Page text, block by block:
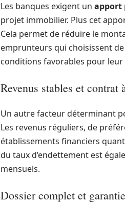
Les banques exigent un apport
projet immobilier. Plus cet
Cela permet de réduire le
emprunteurs qui choisissent
conditions favorables pour leur
Revenus stables et
Un autre facteur déterminant
Les revenus réguliers, de
établissements financiers
du taux d’endettement est
mensuels.
Dossier complet et